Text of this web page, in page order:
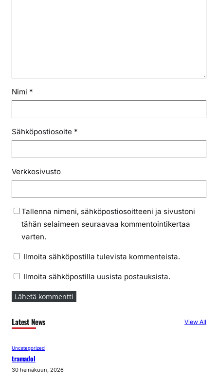
Nimi *
Sähköpostiosoite *
Verkkosivusto
Tallenna nimeni, sähköpostiosoitteeni ja sivustoni
tähän selaimeen seuraavaa kommentointikertaa
varten.
Ilmoita sähköpostilla tulevista kommenteista.
Ilmoita sähköpostilla uusista postauksista.
Latest News View All
Uncategorized
tramadol
30 heinäkuun, 2026